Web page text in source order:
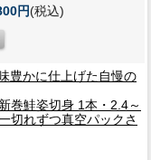
円(税込)
豊かに仕上げた自慢の
巻鮭姿切身 1本・2.4～
切れずつ真空パックさ